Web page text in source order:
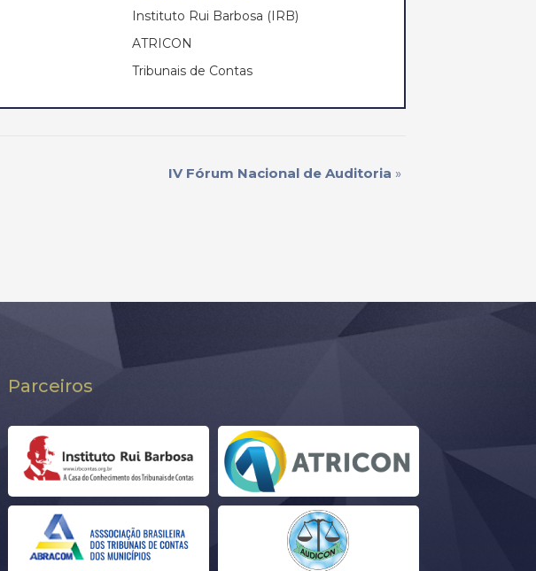
Instituto Rui Barbosa (IRB)
ATRICON
Tribunais de Contas
IV Fórum Nacional de Auditoria »
Parceiros